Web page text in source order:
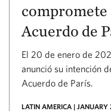
compromete
Acuerdo de
El 20 de enero de
anunció su intención
Acuerdo de París.
LATIN AMERICA |